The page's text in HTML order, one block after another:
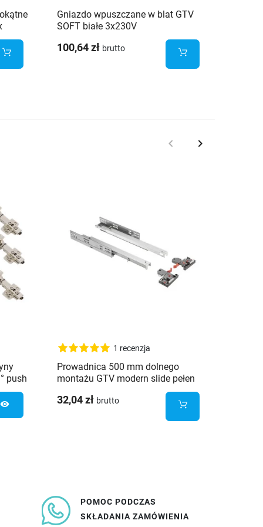
Gniazdo wpuszczane w blat GTV
SOFT białe 3x230V
100,64 zł brutto
Poprzedni
keyboard_arrow_left Następny
keyboard_arrow_right
push
10
visibility
1 recenzja
Prowadnica 500 mm dolnego
montażu GTV modern slide pełen
32,04 zł brutto
POMOC PODCZAS
SKŁADANIA ZAMÓWIENIA